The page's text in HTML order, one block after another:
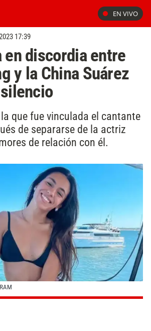
EN VIVO
17:39
en discordia entre
y la China Suárez
que fue vinculada el cantante
de separarse de la actriz
de relación con él.